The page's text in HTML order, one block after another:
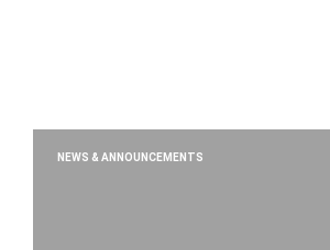
NEWS & ANNOUNCEMENTS